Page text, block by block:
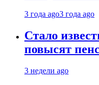
3 года ago3 года ago
Стало
повысят
3 недели ago